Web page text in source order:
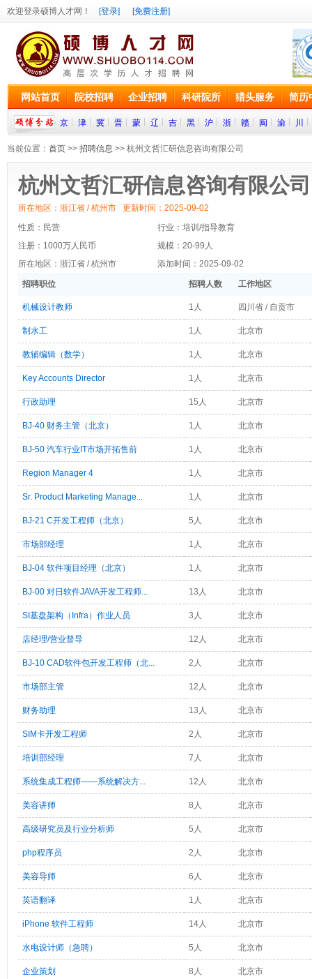
欢迎登录硕博人才网！ [登录] [免费注册]
网站首页 院校招聘 企业招聘 科研院所 猎头服务 简历
京 津 冀 晋 蒙 辽 吉 黑 沪 浙 赣 闽 渝 川
当前位置： 首页 >> 招聘信息 >> 杭州文哲汇研信息咨询有限公司
杭州文哲汇研信息咨询有限公司
所在地区：浙江省 / 杭州市 更新时间：2025-09-02
性质：民营
行业：培训/指导教育
注册：1000万人民币
规模：20-99人
所在地区：浙江省 / 杭州市
添加时间：2025-09-02
招聘职位 招聘人数 工作地区
机械设计教师 1人 四川省 / 自贡市
制水工 1人 北京市
教辅编辑（数学） 1人 北京市
Key Accounts Director 1人 北京市
行政助理 15人 北京市
BJ-40 财务主管（北京） 1人 北京市
BJ-50 汽车行业IT市场开拓售前 1人 北京市
Region Manager 4 1人 北京市
Sr. Product Marketing Manage... 1人 北京市
BJ-21 C开发工程师（北京） 5人 北京市
市场部经理 1人 北京市
BJ-04 软件项目经理（北京） 1人 北京市
BJ-00 对日软件JAVA开发工程师... 13人 北京市
SI基盘架构（Infra）作业人员 3人 北京市
店经理/营业督导 12人 北京市
BJ-10 CAD软件包开发工程师（北... 2人 北京市
市场部主管 12人 北京市
财务助理 13人 北京市
SIM卡开发工程师 2人 北京市
培训部经理 7人 北京市
系统集成工程师——系统解决方... 12人 北京市
美容讲师 8人 北京市
高级研究员及行业分析师 5人 北京市
php程序员 2人 北京市
美容导师 6人 北京市
英语翻译 1人 北京市
iPhone 软件工程师 14人 北京市
水电设计师（急聘） 5人 北京市
企业策划 8人 北京市